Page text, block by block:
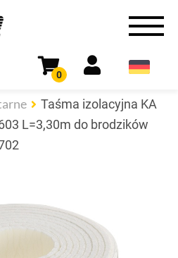
0
Taśma izolacyjna KA
L=3,30m do brodzików